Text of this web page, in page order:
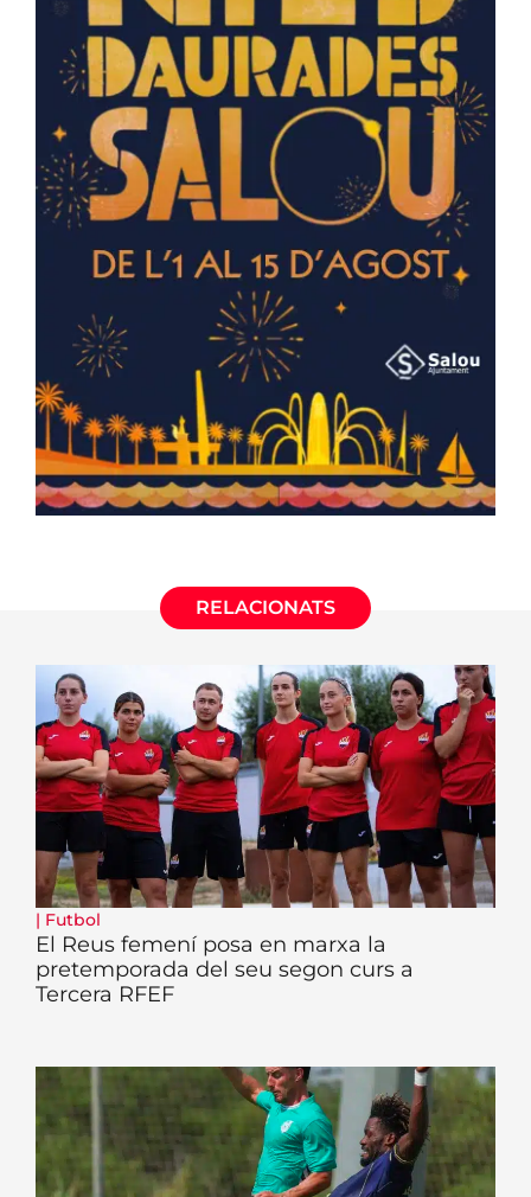
RELACIONATS
| Futbol
El Reus femení posa en marxa la
pretemporada del seu segon curs a
Tercera RFEF